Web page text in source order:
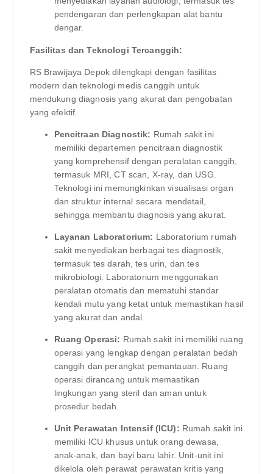
pendengaran dan perlengkapan alat bantu
dengar.
Fasilitas dan Teknologi Tercanggih:
RS Brawijaya Depok dilengkapi dengan fasilitas
modern dan teknologi medis canggih untuk
mendukung diagnosis yang akurat dan pengobatan
yang efektif.
Pencitraan Diagnostik: Rumah sakit ini
memiliki departemen pencitraan diagnostik
yang komprehensif dengan peralatan canggih,
termasuk MRI, CT scan, X-ray, dan USG.
Teknologi ini memungkinkan visualisasi organ
dan struktur internal secara mendetail,
sehingga membantu diagnosis yang akurat.
Layanan Laboratorium: Laboratorium rumah
sakit menyediakan berbagai tes diagnostik,
termasuk tes darah, tes urin, dan tes
mikrobiologi. Laboratorium menggunakan
peralatan otomatis dan mematuhi standar
kendali mutu yang ketat untuk memastikan hasil
yang akurat dan andal.
Ruang Operasi: Rumah sakit ini memiliki ruang
operasi yang lengkap dengan peralatan bedah
canggih dan perangkat pemantauan. Ruang
operasi dirancang untuk memastikan
lingkungan yang steril dan aman untuk
prosedur bedah.
Unit Perawatan Intensif (ICU): Rumah sakit ini
memiliki ICU khusus untuk orang dewasa,
anak-anak, dan bayi baru lahir. Unit-unit ini
dikelola oleh perawat perawatan kritis yang